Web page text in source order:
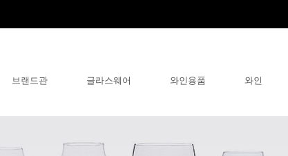
브랜드관 글라스웨어 와인용품 와인